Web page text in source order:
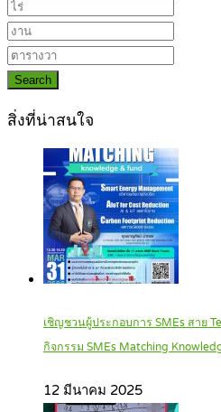
Search
สิ่งที่น่าสนใจ
เชิญชวนผู้ประกอบการ SMEs สาย
กิจกรรม SMEs Matching
12 มีนาคม 2025